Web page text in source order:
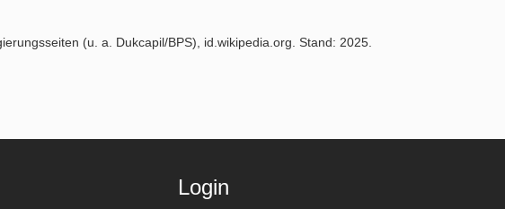
(u. a. Dukcapil/BPS), id.wikipedia.org. Stand: 2025.
Login